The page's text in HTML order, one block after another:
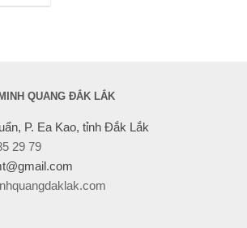
QUANG ĐẮK LẮK
P. Ea Kao, tỉnh Đắk Lắk
29 79